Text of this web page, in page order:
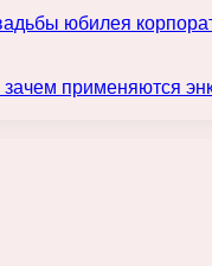
юбилея
зачем применяются